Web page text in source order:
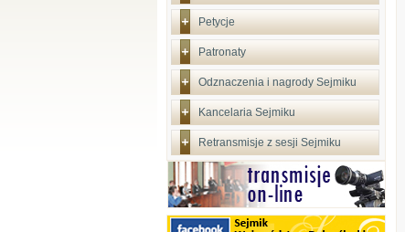
Petycje
Patronaty
Odznaczenia i nagrody Sejmiku
Kancelaria Sejmiku
Retransmisje z sesji Sejmiku